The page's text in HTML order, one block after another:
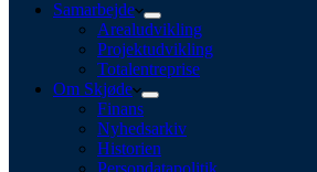
Samarbejde
Arealudvikling
Projektudvikling
Totalentreprise
Om Skjøde
Finans
Nyhedsarkiv
Historien
Persondatapolitik